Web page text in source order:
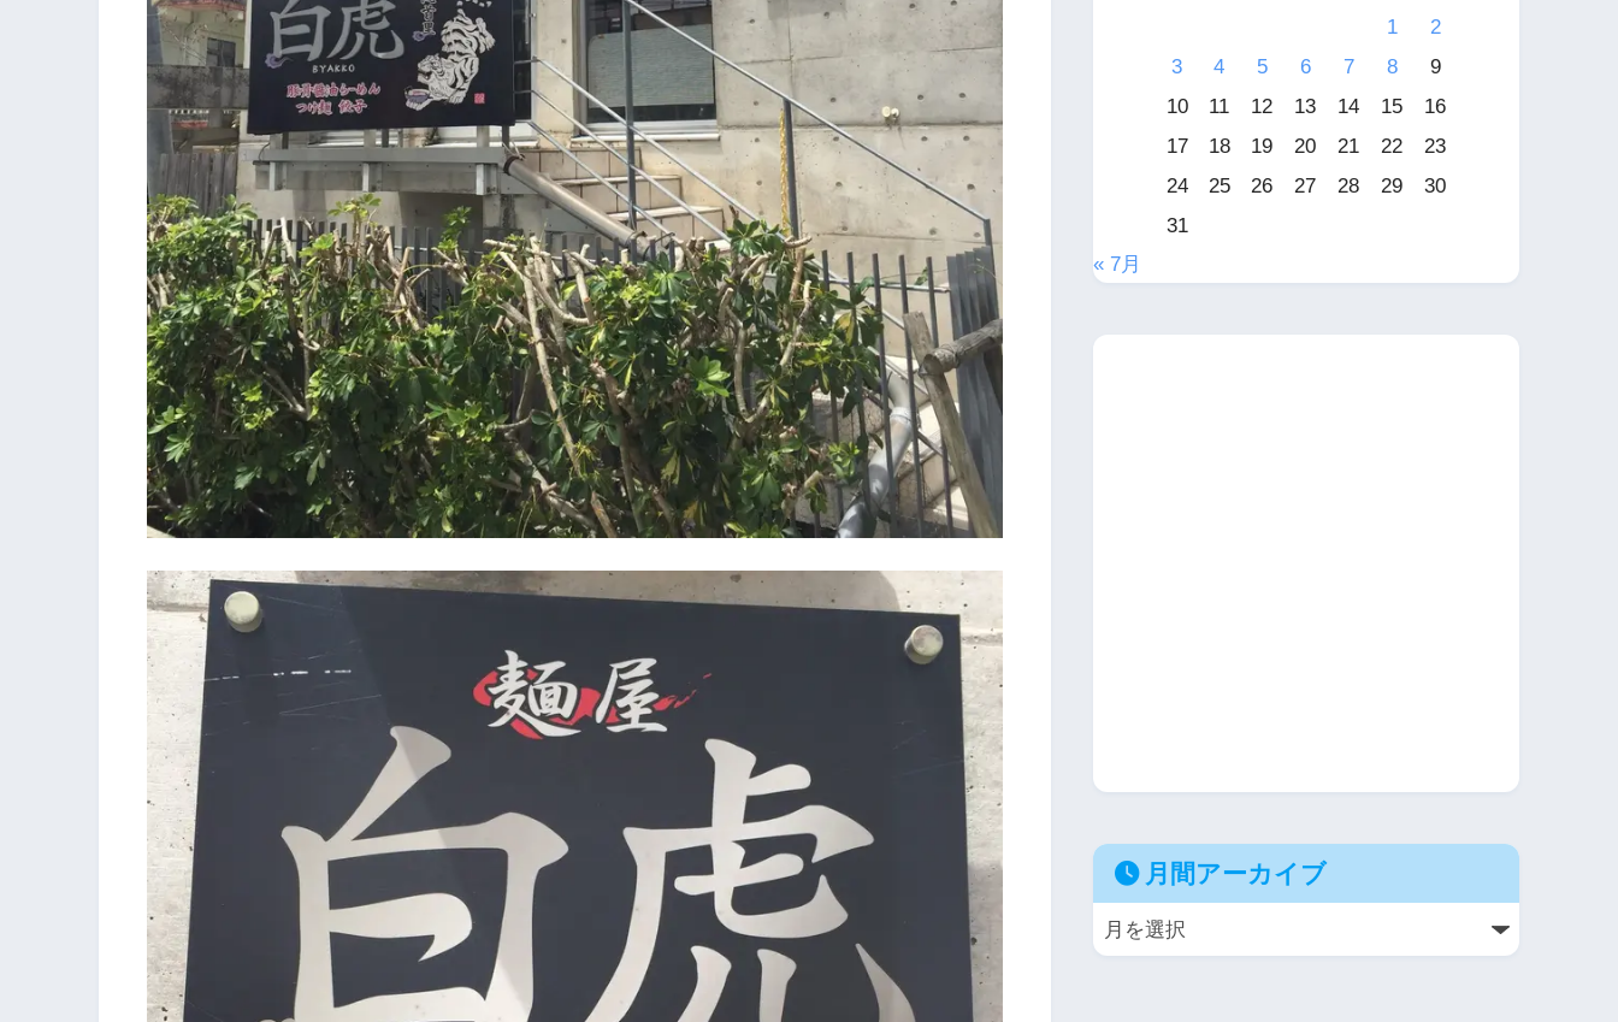
1
2
3
4 5 6 7 8
9
10
11 12 13 14 15
16
17
18 19 20 21 22
23
24
25 26 27 28 29
30
31
« 7月
月間アーカイブ